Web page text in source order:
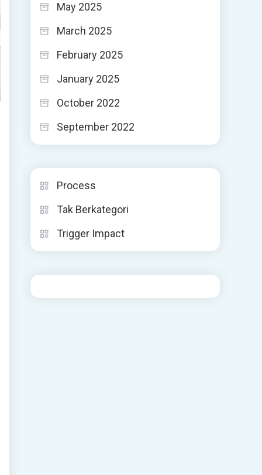
May 2025
March 2025
February 2025
January 2025
October 2022
September 2022
Process
Tak Berkategori
Trigger Impact